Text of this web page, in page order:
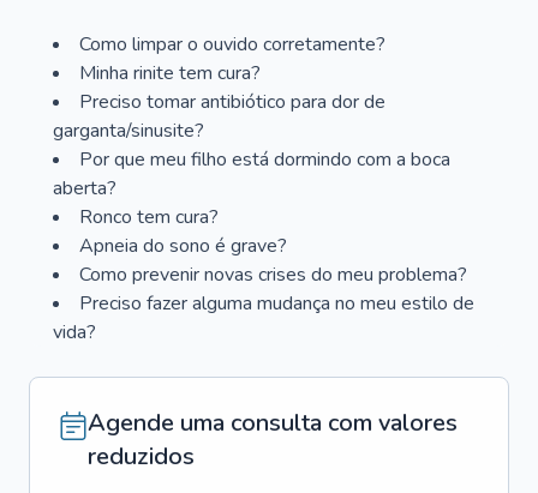
Como limpar o ouvido corretamente?
Minha rinite tem cura?
Preciso tomar antibiótico para dor de
garganta/sinusite?
Por que meu filho está dormindo com a boca
aberta?
Ronco tem cura?
Apneia do sono é grave?
Como prevenir novas crises do meu problema?
Preciso fazer alguma mudança no meu estilo de
vida?
Agende uma consulta com valores
reduzidos